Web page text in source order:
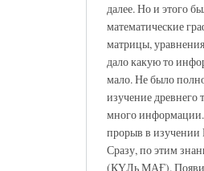
далее. Но и этого
математические
матрицы,
дало какую то
мало. Не было
изучение древнего
много
прорыв в изучении
Сразу, по этим
(КҮЛь МАҒ).